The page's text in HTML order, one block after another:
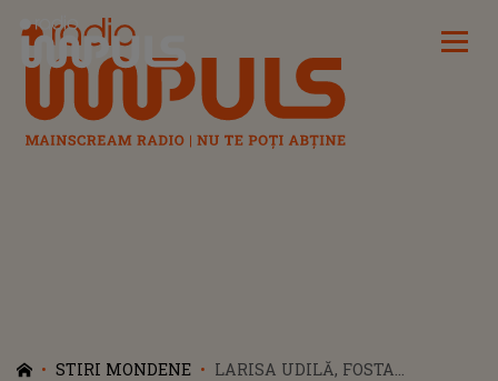
Radio Impuls
STIRI MONDENE
LARISA UDILĂ, FOSTA